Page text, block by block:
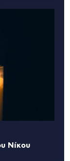
Νίκου